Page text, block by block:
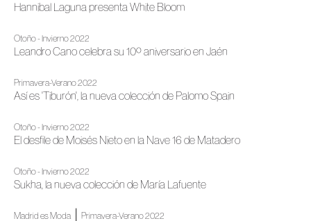
Hannibal Laguna presenta White Bloom
Otoño - Invierno 2022
Leandro Cano celebra su 10º aniversario en Jaén
Primavera-Verano 2022
Así es 'Tiburón', la nueva colección de Palomo Spain
Otoño - Invierno 2022
El desfile de Moisés Nieto en la Nave 16 de Matadero
Otoño - Invierno 2022
Sukha, la nueva colección de María Lafuente
Madrid es Moda Primavera-Verano 2022